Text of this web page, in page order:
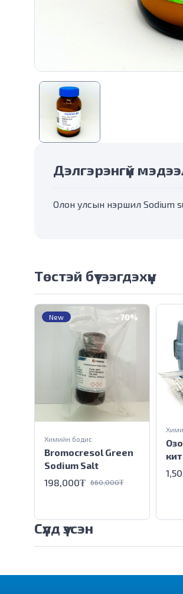
Дэлгэрэнгүй
Олон улсын нэршил Sodium
Төстэй бүтээгдэхүүн
New - 70%
Bromocresol Green
Sodium Salt
Химийн бодис
198,000₮ 660,000₮
Сүүлд үзсэн